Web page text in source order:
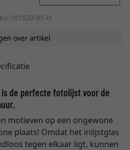
101520-05-H
over artikel
is de perfecte fotolijst voor de
motieven op een ongewone
plaats! Omdat het inlijstglas
tegen elkaar ligt, kunnen